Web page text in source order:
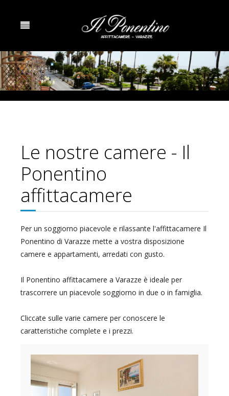
Le nostre camere - Il
Ponentino
affittacamere
Per un soggiorno piacevole e rilassante l'affittacamere Il
Ponentino di Varazze mette a vostra disposizione
camere e appartamenti, arredati con gusto.
Il Ponentino affittacamere a Varazze è ideale per
trascorrere un piacevole soggiorno in due o in famiglia.
Cliccate sulle varie camere per conoscere le
caratteristiche complete e i prezzi.